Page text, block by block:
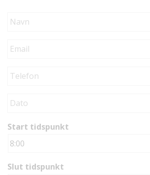
Start tidspunkt
Slut tidspunkt